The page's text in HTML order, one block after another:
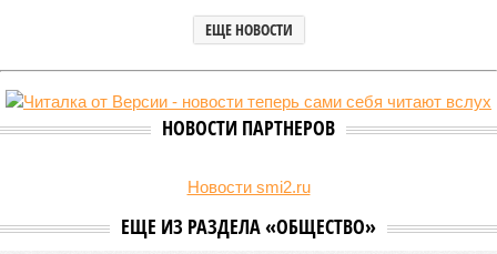
ЕЩЕ НОВОСТИ
НОВОСТИ ПАРТНЕРОВ
Новости smi2.ru
ЕЩЕ ИЗ РАЗДЕЛА «ОБЩЕСТВО»